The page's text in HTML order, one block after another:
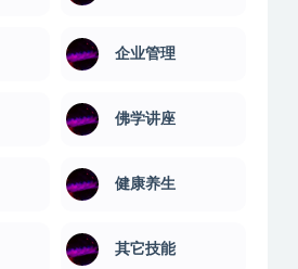
企业管理
佛学讲座
健康养生
其它技能